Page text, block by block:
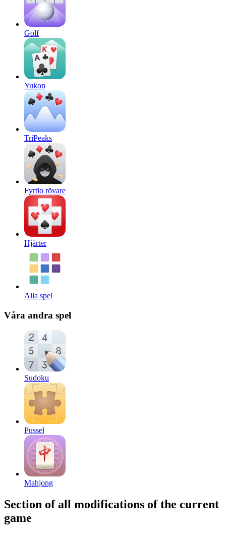
Golf
Yukon
TriPeaks
Fyrtio rövare
Hjärter
Alla spel
Våra andra spel
Sudoku
Pussel
Mahjong
Section of all modifications of the current
game